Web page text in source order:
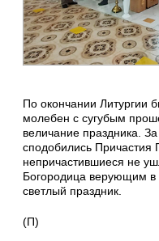
По окончании Литургии
молебен с сугубым
величание праздника.
сподобились Причастия
непричастившиеся не
Богородица верующим
светлый праздник.
(П)